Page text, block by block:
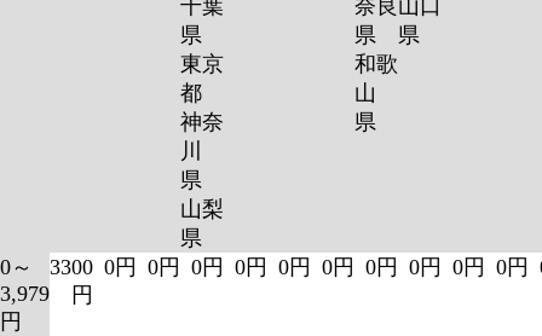
千葉
県
東京
都
神奈
川
県
山梨
県
奈良
県
和歌
山
県
山口
県
0～
3,979
円
3300
円
0円 0円 0円 0円 0円 0円 0円 0円 0円 0円